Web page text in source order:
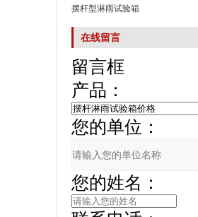
摆杆型淋雨试验箱
在线留言
留言框
产品：
您的单位：
您的姓名：